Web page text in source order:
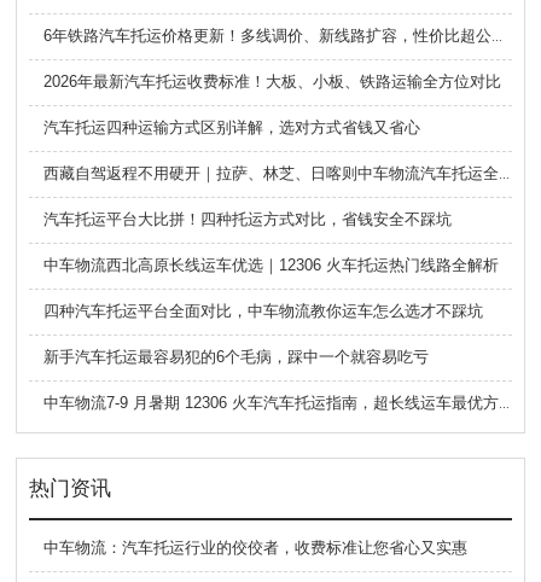
6年铁路汽车托运价格更新！多线调价、新线路扩容，性价比超公路大板车
2026年最新汽车托运收费标准！大板、小板、铁路运输全方位对比
汽车托运四种运输方式区别详解，选对方式省钱又省心
西藏自驾返程不用硬开｜拉萨、林芝、日喀则中车物流汽车托运全指南
汽车托运平台大比拼！四种托运方式对比，省钱安全不踩坑
中车物流西北高原长线运车优选｜12306 火车托运热门线路全解析
四种汽车托运平台全面对比，中车物流教你运车怎么选才不踩坑
新手汽车托运最容易犯的6个毛病，踩中一个就容易吃亏
中车物流7-9 月暑期 12306 火车汽车托运指南，超长线运车最优方案
热门资讯
中车物流：汽车托运行业的佼佼者，收费标准让您省心又实惠